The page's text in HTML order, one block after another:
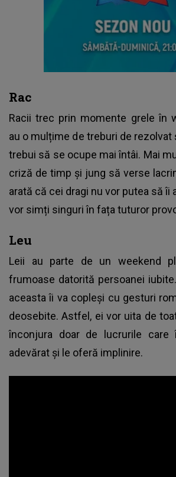
Rac
Racii trec prin momente grele în
au o mulțime de treburi de rezolvat
trebui să se ocupe mai întâi. Mai
criză de timp și jung să verse
arată că cei dragi nu vor putea să îi
vor simți singuri în fața tuturor
Leu
Leii au parte de un weekend
frumoase datorită persoanei
aceasta îi va copleși cu gesturi
deosebite. Astfel, ei vor uita de
înconjura doar de lucrurile
adevărat și le oferă implinire.